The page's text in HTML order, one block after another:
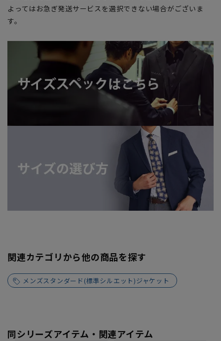
よってはお急ぎ発送サービスを選択できない場合がございま
す。
関連カテゴリから他の商品を探す
メンズスタンダード(標準シルエット)ジャケット
同シリーズアイテム・関連アイテム